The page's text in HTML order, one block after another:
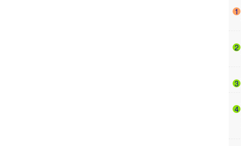
1
2
3
4